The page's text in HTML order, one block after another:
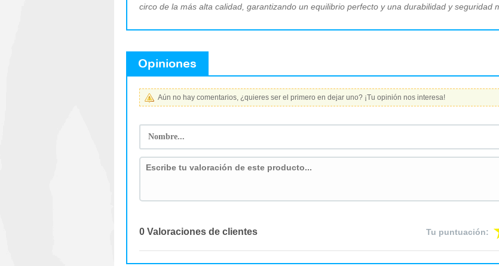
circo de la más alta calidad, garantizando un equilibrio perfecto y una durabilidad y seguridad
Opiniones
Aún no hay comentarios, ¿quieres ser el primero en dejar uno? ¡Tu opinión nos interesa!
0 Valoraciones de clientes Tu puntuación: